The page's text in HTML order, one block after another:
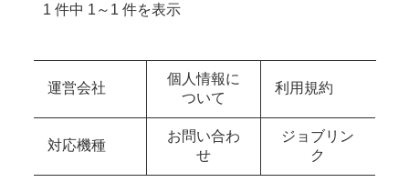
1 件中 1～1 件を表示
運営会社
個人情報に
ついて
利用規約
対応機種
お問い合わ
せ
ジョブリン
ク